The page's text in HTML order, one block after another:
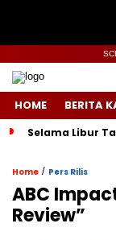
HOME BERITA
Selama Libur
Home / Pers Rilis
ABC
Review”